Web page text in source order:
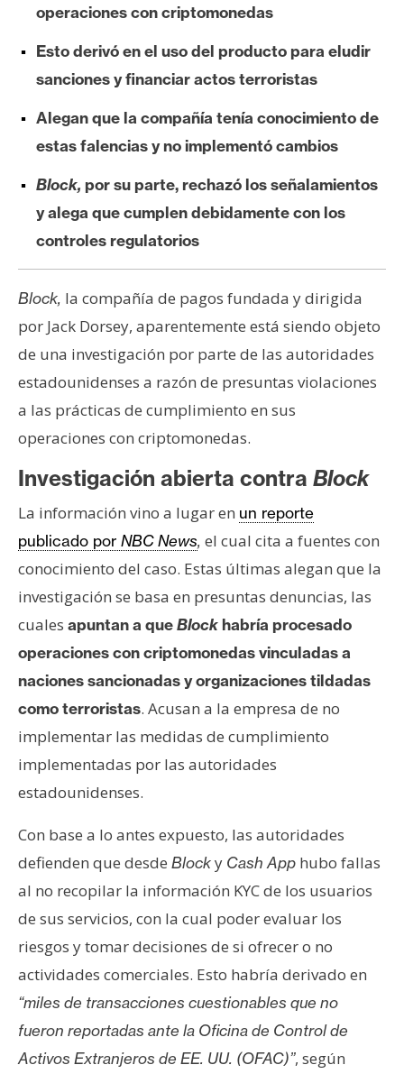
A
A
n
l
i
s
i
s
N
o
t
a
s
d
e
r
e
n
a
e
m
a
s
e
c
u
r
o
s
o
operaciones con criptomonedas
Esto derivó en el uso del producto para eludir
sanciones y financiar actos terroristas
Alegan que la compañía tenía conocimiento de
estas falencias y no implementó cambios
Block, por su parte, rechazó los señalamientos
y alega que cumplen debidamente con los
controles regulatorios
Block, la compañía de pagos fundada y dirigida
por Jack Dorsey, aparentemente está siendo objeto
de una investigación por parte de las autoridades
estadounidenses a razón de presuntas violaciones
a las prácticas de cumplimiento en sus
operaciones con criptomonedas.
Investigación abierta contra Block
La información vino a lugar en un reporte
publicado por NBC News, el cual cita a fuentes con
conocimiento del caso. Estas últimas alegan que la
investigación se basa en presuntas denuncias, las
cuales apuntan a queBlockhabría procesado
operaciones con criptomonedas vinculadas a
naciones sancionadas y organizaciones tildadas
como terroristas. Acusan a la empresa de no
implementar las medidas de cumplimiento
implementadas por las autoridades
estadounidenses.
Con base a lo antes expuesto, las autoridades
defienden que desde Blocky Cash App hubo fallas
al no recopilar la información KYC de los usuarios
de sus servicios, con la cual poder evaluar los
riesgos y tomar decisiones de si ofrecer o no
actividades comerciales. Esto habría derivado en
“miles de transacciones cuestionables que no
fueron reportadas ante la Oficina de Control de
Activos Extranjeros de EE. UU. (OFAC)”, según